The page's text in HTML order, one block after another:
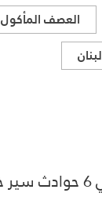
العصف المأكول
لبنان